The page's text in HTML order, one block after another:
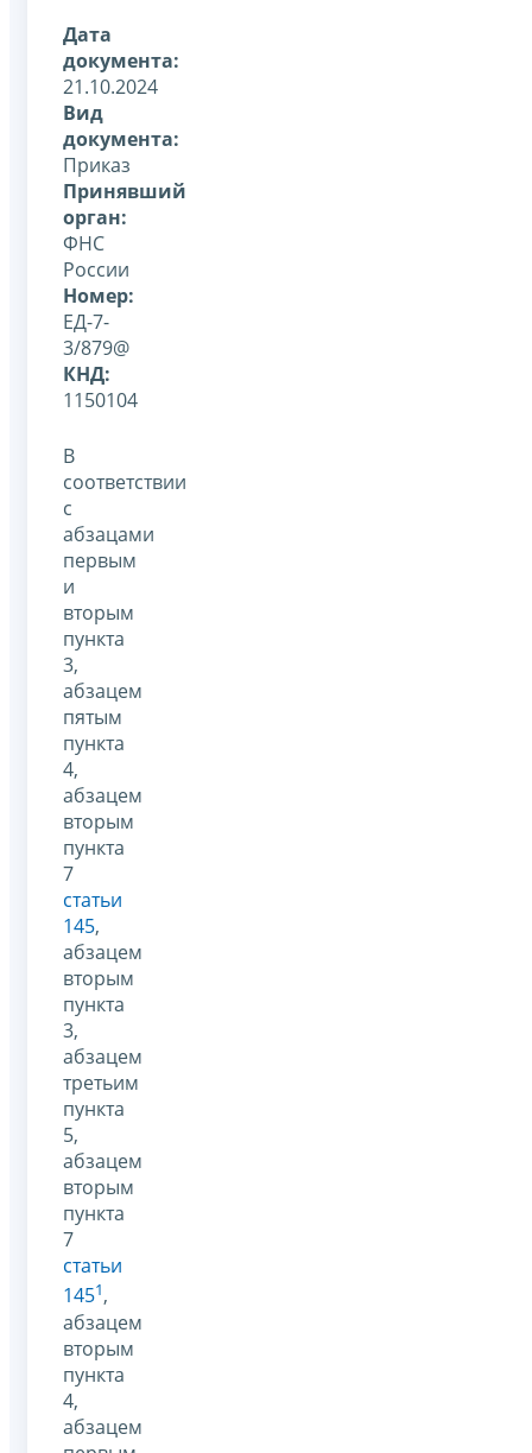
Дата
документа:
21.10.2024
Вид
документа:
Приказ
Принявший
орган:
ФНС
России
Номер:
ЕД-7-
3/879@
КНД:
1150104
В
соответствии
с
абзацами
первым
и
вторым
пункта
3,
абзацем
пятым
пункта
4,
абзацем
вторым
пункта
7
статьи
145,
абзацем
вторым
пункта
3,
абзацем
третьим
пункта
5,
абзацем
вторым
пункта
7
статьи
1451,
абзацем
вторым
пункта
4,
абзацем